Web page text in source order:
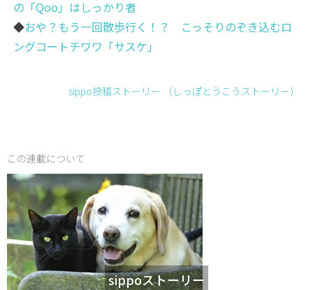
の「Qoo」はしっかり者
◆おや？もう一回散歩行く！？ こっそりのぞき込むロ
ングコートチワワ「サスケ」
sippo投稿ストーリー （しっぽとうこうストーリ－）
この連載について
sippoストーリー